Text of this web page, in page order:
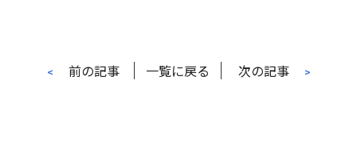
< 前の記事 一覧に戻る 次の記事 >